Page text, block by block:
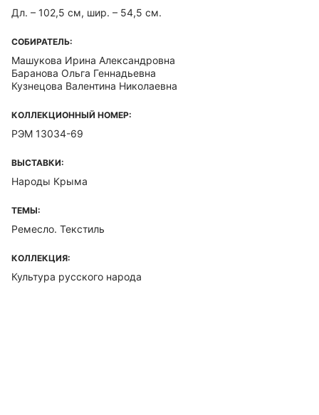
Дл. – 102,5 см, шир. – 54,5 см.
СОБИРАТЕЛЬ:
Машукова Ирина Александровна
Баранова Ольга Геннадьевна
Кузнецова Валентина Николаевна
КОЛЛЕКЦИОННЫЙ НОМЕР:
РЭМ 13034-69
ВЫСТАВКИ:
Народы Крыма
ТЕМЫ:
Ремесло. Текстиль
КОЛЛЕКЦИЯ:
Культура русского народа